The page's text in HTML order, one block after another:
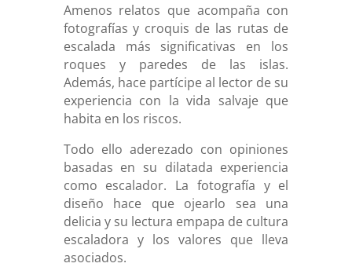
Amenos relatos que acompaña con
fotografías y croquis de las rutas de
escalada más significativas en los
roques y paredes de las islas.
Además, hace partícipe al lector de su
experiencia con la vida salvaje que
habita en los riscos.
Todo ello aderezado con opiniones
basadas en su dilatada experiencia
como escalador. La fotografía y el
diseño hace que ojearlo sea una
delicia y su lectura empapa de cultura
escaladora y los valores que lleva
asociados.